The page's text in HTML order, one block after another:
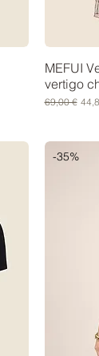
MEFUI
vertigo
Prezzo
69,00 €
-35%